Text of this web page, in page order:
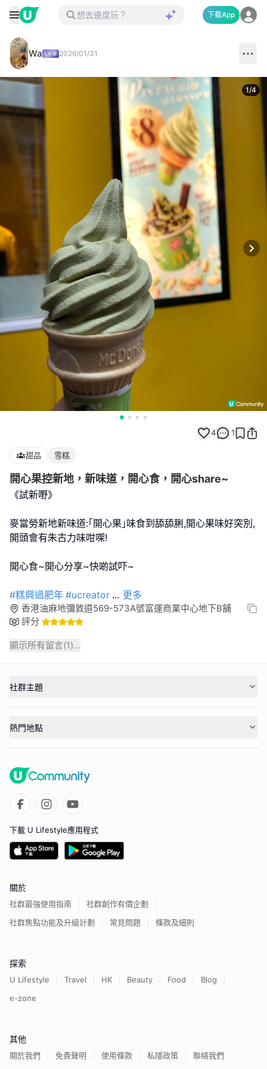
下載App
Wa 2026/01/31
1/4
4 1
甜品 雪糕
開心果控新地，新味道，開心食，開心share~
《試新嘢》
麥當勞新地新味道:｢開心果｣味食到舔舔脷,開心果味好突別,
開頭會有朱古力味咁㗎!
開心食~開心分享~快啲試吓~
#糕興過肥年 #ucreator ... 更多
香港油麻地彌敦道569-573A號富運商業中心地下B舖
評分
顯示所有留言(1)...
社群主題
熱門地點
下載 U Lifestyle應用程式
關於
社群最強使用指南
社群創作有價企劃
社群焦點功能及升級計劃
常見問題 條款及細則
探索
U Lifestyle Travel HK Beauty Food
Blog
e-zone
其他
關於我們 免責聲明 使用條款 私隱政策 聯絡我們